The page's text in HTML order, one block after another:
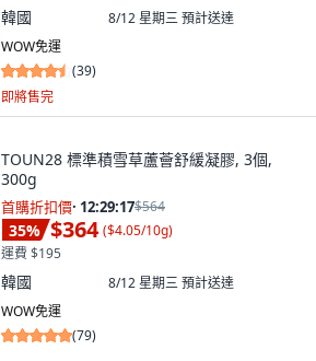
韓國 8/12 星期三預計送達
WOW免運
(39)
即將售完
TOUN28 標準積雪草蘆薈舒緩凝膠, 3個,
300g
首購折扣價· 12:29:15$564
35% $364 ($4.05/10g)
運費 $195
韓國 8/12 星期三預計送達
WOW免運
(79)